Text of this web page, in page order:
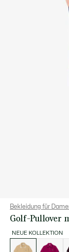
Bekleidung für
Golf-Pullover
NEUE KOLLEKTION
der
Varianten